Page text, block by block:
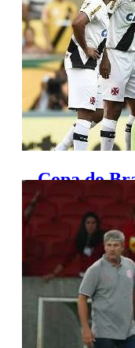
Copa do
da Globo